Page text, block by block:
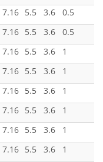
7.16 5.5 3.6
0.5
7.16 5.5 3.6
0.5
7.16 5.5 3.6
1
7.16 5.5 3.6
1
7.16 5.5 3.6
1
7.16 5.5 3.6
1
7.16 5.5 3.6
1
7.16 5.5 3.6
1